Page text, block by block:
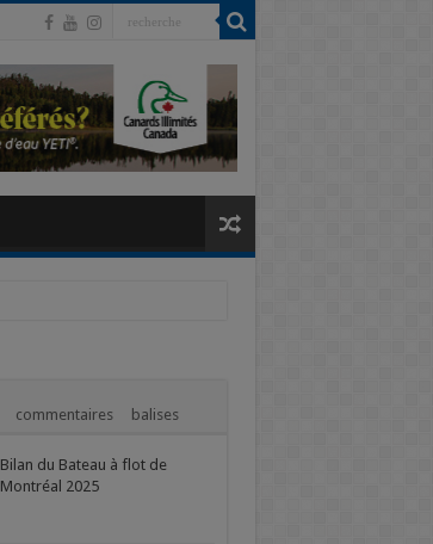
commentaires balises
Bilan du Bateau à flot de
Montréal 2025